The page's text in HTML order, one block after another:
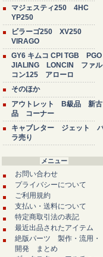
マジェスティ250 4HC
YP250
ビラーゴ250 XV250
VIRAGO
GY6 キムコ CPI TGB PGO
JIALING LONCIN ファル
コン125 アローロ
そのほか
アウトレット B級品 新古
品 コーナー
キャブレター ジェット
ラ売り
メニュー
お問い合わせ
プライバシーについて
ご利用規約
支払い・送料について
特定商取引法の表記
最近出品されたアイテム
絶版パーツ 製作・流用・
開発 まとめ